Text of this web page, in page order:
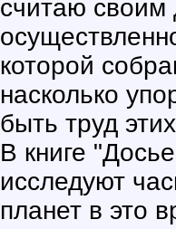
считаю своим
которой
насколько
быть труд
В книге
исследуют
планет в это